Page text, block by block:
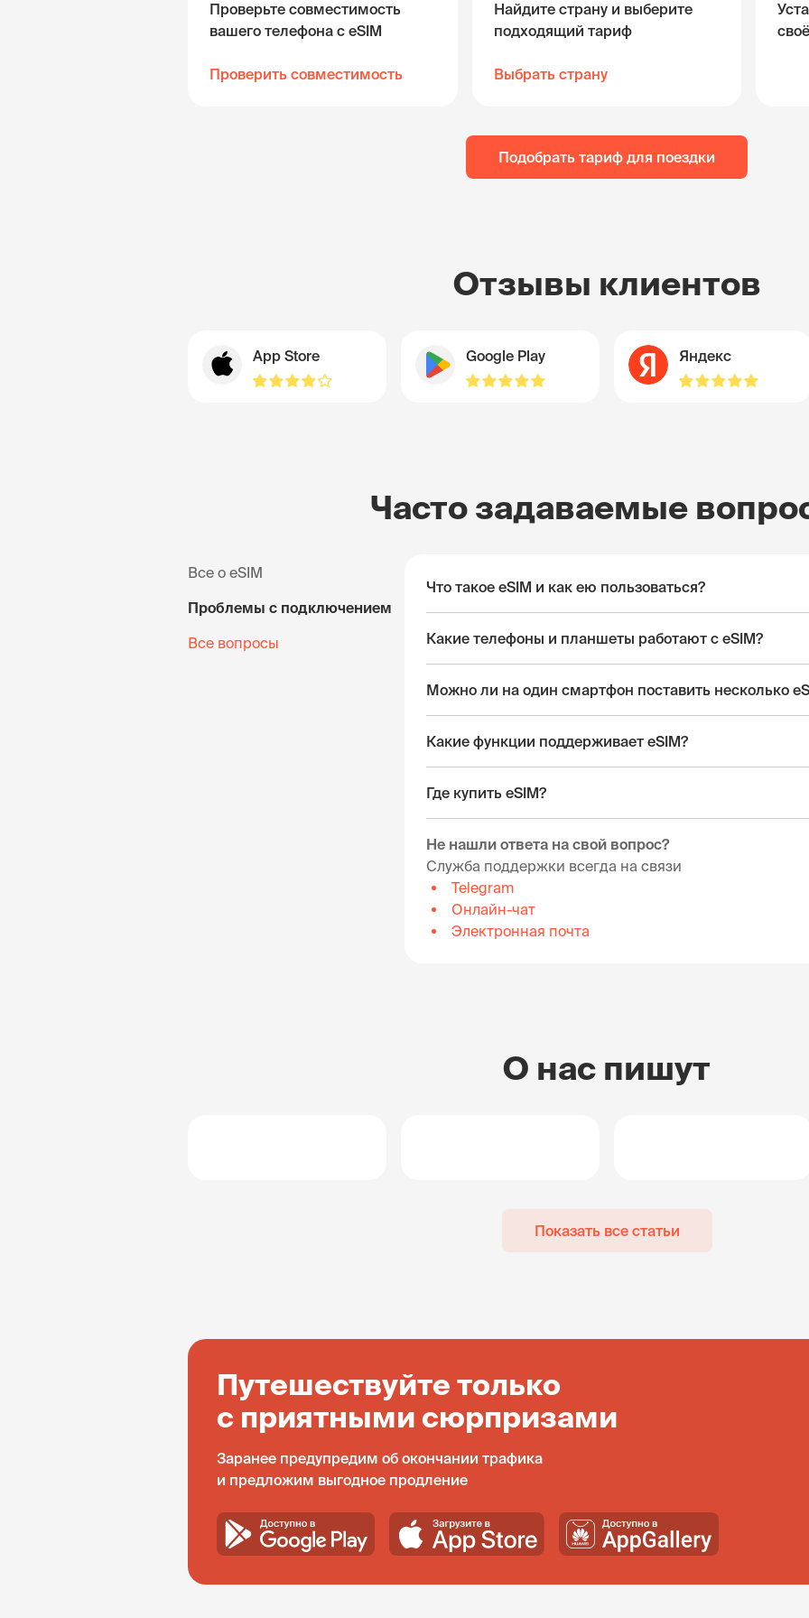
Проверьте совместимость
вашего телефона с eSIM
Проверить совместимость
Найдите страну и выберите
подходящий тариф
Выбрать страну
Подобрать тариф для поездки
Отзывы клиентов
App Store Google Play Яндекс
Часто задаваемые
Все о eSIM
Проблемы с подключением
Все вопросы
Что такое eSIM и как ею пользоваться?
Какие телефоны и планшеты работают с eSIM?
Можно ли на один смартфон поставить несколько
Какие функции поддерживает eSIM?
Где купить eSIM?
Не нашли ответа на свой вопрос?
Служба поддержки всегда на связи
Telegram
Онлайн-чат
Электронная почта
О нас пишут
Показать все статьи
Путешествуйте только
с приятными сюрпризами
Заранее предупредим об окончании трафика
и предложим выгодное продление